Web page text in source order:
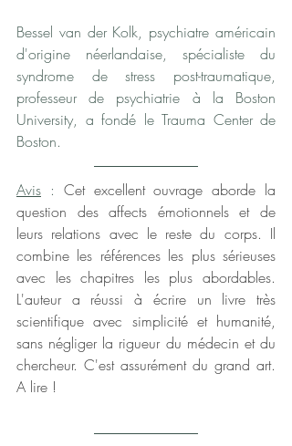
Bessel van der Kolk, psychiatre américain
d'origine néerlandaise, spécialiste du
syndrome de stress post-traumatique,
professeur de psychiatrie à la Boston
University, a fondé le Trauma Center de
Boston.
Avis : Cet excellent ouvrage aborde la
question des affects émotionnels et de
leurs relations avec le reste du corps. Il
combine les références les plus sérieuses
avec les chapitres les plus abordables.
L'auteur a réussi à écrire un livre très
scientifique avec simplicité et humanité,
sans négliger la rigueur du médecin et du
chercheur. C'est assurément du grand art.
A lire !